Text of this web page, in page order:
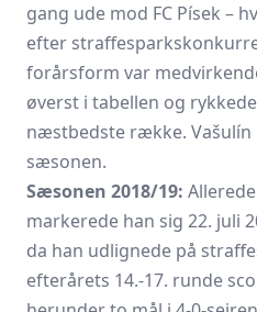
gang ude mod FC Písek –
efter
forårsform var
øverst i tabellen og
næstbedste række. Vašulín
sæsonen.
Sæsonen 2018/19:
markerede han sig 22. juli
da han udlignede på
efterårets 14.-17. runde